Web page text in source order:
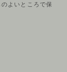
よいところで保